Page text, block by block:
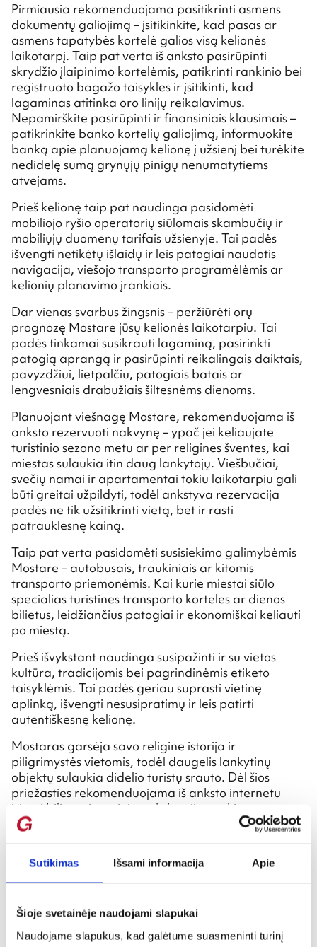
Sutikimas Išsami informacija Apie
Šioje svetainėje naudojami slapukai
Naudojame slapukus, kad galėtume suasmeninti turinį
Pirmiausia rekomenduojama pasitikrinti asmens
dokumentų galiojimą – įsitikinkite, kad pasas ar
asmens tapatybės kortelė galios visą kelionės
laikotarpį. Taip pat verta iš anksto pasirūpinti
skrydžio įlaipinimo kortelėmis, patikrinti rankinio bei
registruoto bagažo taisykles ir įsitikinti, kad
lagaminas atitinka oro linijų reikalavimus.
Nepamirškite pasirūpinti ir finansiniais klausimais –
patikrinkite banko kortelių galiojimą, informuokite
banką apie planuojamą kelionę į užsienį bei turėkite
nedidelę sumą grynųjų pinigų nenumatytiems
atvejams.
Prieš kelionę taip pat naudinga pasidomėti
mobiliojo ryšio operatorių siūlomais skambučių ir
mobiliųjų duomenų tarifais užsienyje. Tai padės
išvengti netikėtų išlaidų ir leis patogiai naudotis
navigacija, viešojo transporto programėlėmis ar
kelionių planavimo įrankiais.
Dar vienas svarbus žingsnis – peržiūrėti orų
prognozę Mostare jūsų kelionės laikotarpiu. Tai
padės tinkamai susikrauti lagaminą, pasirinkti
patogią aprangą ir pasirūpinti reikalingais daiktais,
pavyzdžiui, lietpalčiu, patogiais batais ar
lengvesniais drabužiais šiltesnėms dienoms.
Planuojant viešnagę Mostare, rekomenduojama iš
anksto rezervuoti nakvynę – ypač jei keliaujate
turistinio sezono metu ar per religines šventes, kai
miestas sulaukia itin daug lankytojų. Viešbučiai,
svečių namai ir apartamentai tokiu laikotarpiu gali
būti greitai užpildyti, todėl ankstyva rezervacija
padės ne tik užsitikrinti vietą, bet ir rasti
patrauklesnę kainą.
Taip pat verta pasidomėti susisiekimo galimybėmis
Mostare – autobusais, traukiniais ar kitomis
transporto priemonėmis. Kai kurie miestai siūlo
specialias turistines transporto korteles ar dienos
bilietus, leidžiančius patogiai ir ekonomiškai keliauti
po miestą.
Prieš išvykstant naudinga susipažinti ir su vietos
kultūra, tradicijomis bei pagrindinėmis etiketo
taisyklėmis. Tai padės geriau suprasti vietinę
aplinką, išvengti nesusipratimų ir leis patirti
autentiškesnę kelionę.
Mostaras garsėja savo religine istorija ir
piligrimystės vietomis, todėl daugelis lankytinų
objektų sulaukia didelio turistų srauto. Dėl šios
priežasties rekomenduojama iš anksto internetu
įsigyti bilietus į muziejus, ekskursijas ar kitus
lankytinus objektus – taip sutaupysite laiko ir
Norintiems keliauti ekonomiškiau verta pasidomėti
specialiais pasiūlymais, miesto nuolaidų kortelėmis
aplankyti kelis objektus.
Taip pat verta pasidomėti nemokamais renginiais,